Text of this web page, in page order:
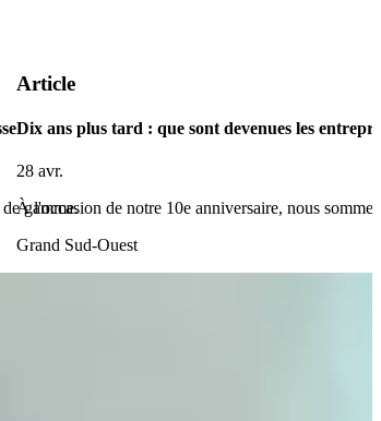
gamme.
Article
Dix ans plus tard : que sont devenues les
28 avr.
À l'occasion de notre 10e anniversaire, nous
Grand Sud-Ouest